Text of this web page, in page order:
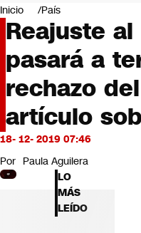
Negocios
Deportes
Programas completos
Cultura
Servicios
Bits
CNN Data
CNN tiempo
Futuro 360
Inicio País
Reajuste
pasará a
rechazo
artículo
18- 12- 2019 07:46
Por Paula Aguilera
LO
MÁS
LEÍDO